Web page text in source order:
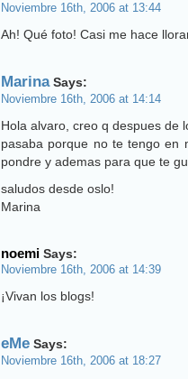
Noviembre 16th, 2006 at 13:44
Ah! Qué foto! Casi me hace
MarinaSays:
Noviembre 16th, 2006 at 14:14
Hola alvaro, creo q despues
pasaba porque no te tengo en
pondre y ademas para que te
saludos desde oslo!
Marina
noemi Says:
Noviembre 16th, 2006 at 14:39
¡Vivan los blogs!
eMe Says:
Noviembre 16th, 2006 at 18:27